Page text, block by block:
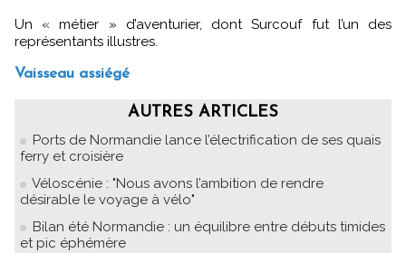
Un « métier » d’aventurier, dont Surcouf fut l’un des
représentants illustres.
Vaisseau assiégé
AUTRES ARTICLES
Ports de Normandie lance l’électrification de ses quais
ferry et croisière
Véloscénie : "Nous avons l’ambition de rendre
désirable le voyage à vélo"
Bilan été Normandie : un équilibre entre débuts timides
et pic éphémère